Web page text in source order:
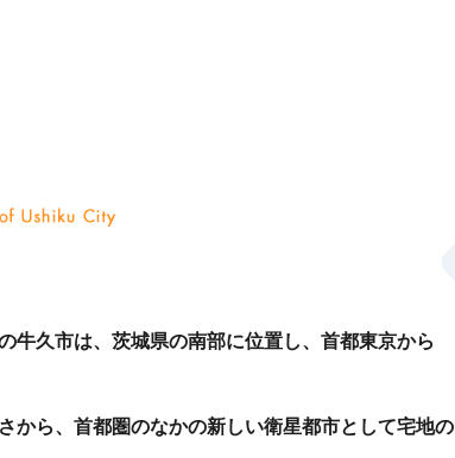
牛久市は、茨城県の南部に位置し、首都東京から
から、首都圏のなかの新しい衛星都市として宅地の